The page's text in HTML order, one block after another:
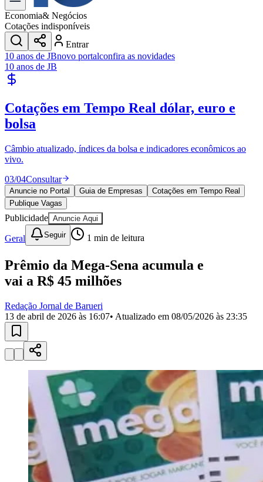
Dia a Dia & Lazer
Transportes
Gastronomia
Cinema & Shows
JogosNovo
Para Sua Empresa
Cadastrar Empresa
Divulgar VagasNovo
Publicidade Legal
Política
Saúde
Segurança
Cultura
Meio Ambiente
Obras
Educação
Selecione sua regiãoPara notícias da sua região
AldeiaAldeia da SerraAldeia de Barueri
JubranBelvalBethavilleBoa
Vista
RegiãoCotia
Militar Itapevi
CalifórniaJardim dos Altos
EsperançaJardim GrazielaJardim IracemaJardim ItaquitiJardim
Jardim LíbanoJardim Maria Cristina Jardim Maria HelenaJardim
Mutinga
Jardim ParaísoJardim Paulista Jardim Reginalice
Jardim São
Jardim São Pedro Jardim São SilvestreJardim Silveira
Jardim
Jardim TupanciMutinga Nova AldeinhaOsasco
Parque dos
Camargos
Parque ImperialParque Santa LuziaParque Viana
do Bom Jesus
Recanto PhrynéaSantana de
ParnaíbaSilveiraTamboréVale do Sol Vila Barros Vila Boa VistaVila
do Conde
Vila Engenho Novo Vila MárciaVila Nossa Sra. da
EscadaVila PortoVotupoca
Para Sua Empresa
Economia& Negócios
Cotações indisponíveis
Entrar
10 anos de JBnovo portalconfira as novidades
10 anos de JB
Cotações em Tempo Real dólar, euro e
bolsa
Câmbio atualizado, índices da bolsa e indicadores econômicos ao
vivo.
03/04Consultar
Anuncie no Portal Guia de Empresas
Cotações em Tempo Real
Publique Vagas
Publicidade Anuncie Aqui
Geral Seguir 1 min de leitura
Prêmio da Mega-Sena acumula e
vai a R$ 45 milhões
Redação Jornal de Barueri
13 de abril de 2026 às 16:07• Atualizado em 08/05/2026 às 23:35